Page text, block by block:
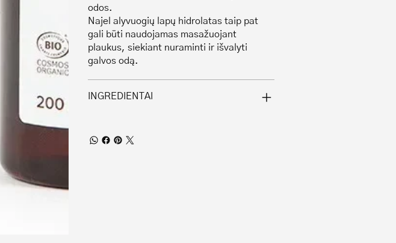
odos.
Najel alyvuogių lapų hidrolatas taip pat
gali būti naudojamas masažuojant
plaukus, siekiant nuraminti ir išvalyti
galvos odą.
INGREDIENTAI